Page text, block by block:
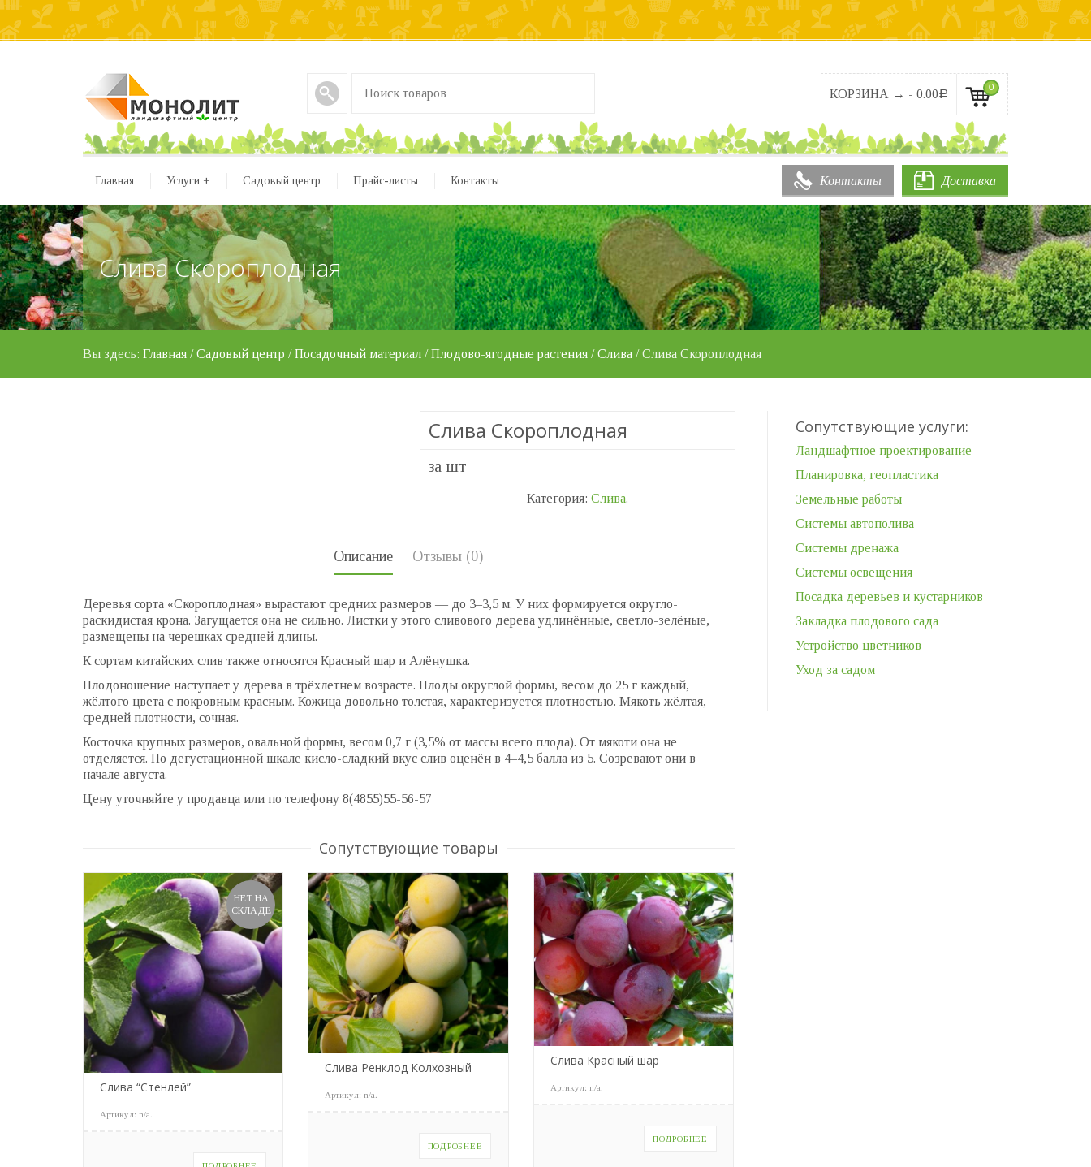
КОРЗИНА → - 0.00Р
0
Доставка
Контакты
Главная Услуги + Садовый центр Прайс-листы Контакты
Слива Скороплодная
Вы здесь: Главная /Садовый центр /Посадочный материал /Плодово-ягодные растения /Слива / Слива Скороплодная
Слива Скороплодная
за шт
Категория: Слива.
Описание Отзывы (0)
Деревья сорта «Скороплодная» вырастают средних размеров — до 3–3,5 м. У них формируется округло-
раскидистая крона. Загущается она не сильно. Листки у этого сливового дерева удлинённые, светло-зелёные,
размещены на черешках средней длины.
К сортам китайских слив также относятся Красный шар и Алёнушка.
Плодоношение наступает у дерева в трёхлетнем возрасте. Плоды округлой формы, весом до 25 г каждый,
жёлтого цвета с покровным красным. Кожица довольно толстая, характеризуется плотностью. Мякоть жёлтая,
средней плотности, сочная.
Косточка крупных размеров, овальной формы, весом 0,7 г (3,5% от массы всего плода). От мякоти она не
отделяется. По дегустационной шкале кисло-сладкий вкус слив оценён в 4–4,5 балла из 5. Созревают они в
начале августа.
Цену уточняйте у продавца или по телефону 8(4855)55-56-57
Сопутствующие товары
НЕТ НА
СКЛАДЕ
Слива “Стенлей”
Артикул: n/a
Слива Ренклод Колхозный
Артикул:n/a
ПОДРОБНЕЕ
Слива Красный шар
Артикул: n/a
ПОДРОБНЕЕ
Сопутствующие услуги:
Ландшафтное проектирование
Планировка, геопластика
Земельные работы
Системы автополива
Системы дренажа
Системы освещения
Посадка деревьев и кустарников
Закладка плодового сада
Устройство цветников
Уход за садом